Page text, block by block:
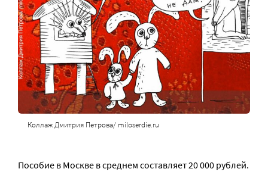
Коллаж Дмитрия Петрова/ miloserdie.ru
Пособие в Москве в среднем составляет 20 000 рублей.